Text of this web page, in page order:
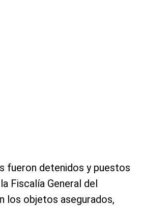
fueron detenidos y puestos
Fiscalía General del
los objetos asegurados,